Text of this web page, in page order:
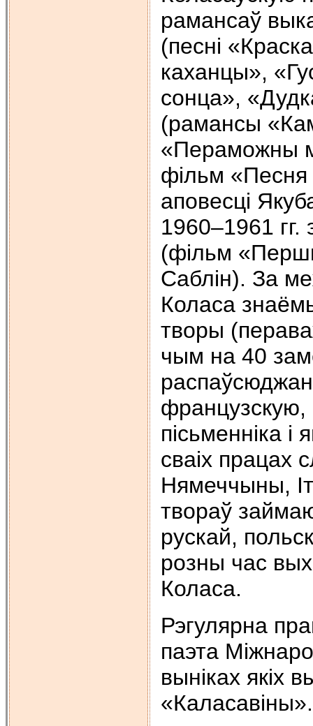
рамансаў
(песні
каханцы»,
сонца»,
(рамансы
«Пераможны
фільм «Песня
аповесці
1960–1961 гг.
(фільм
Саблін). За
Коласа
творы
чым на 40
французскую,
пісьменніка і
сваіх працах
Нямеччыны,
твораў
рускай,
розны час
Коласа.
Рэгулярна
паэта
выніках якіх
«Каласавіны».